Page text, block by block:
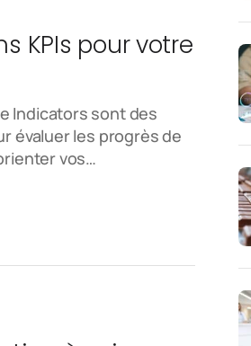
KPIs pour votre
Indicators sont des
évaluer les progrès de
vos…